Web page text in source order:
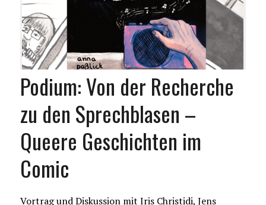
Podium: Von der Recherche
zu den Sprechblasen –
Queere Geschichten im
Comic
Vortrag und Diskussion mit Iris Christidi, Jens